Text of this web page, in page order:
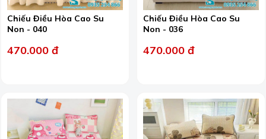
Chiếu Điều Hòa Cao Su
Non - 040
470.000 đ
Chiếu Điều Hòa Cao Su
Non - 036
470.000 đ